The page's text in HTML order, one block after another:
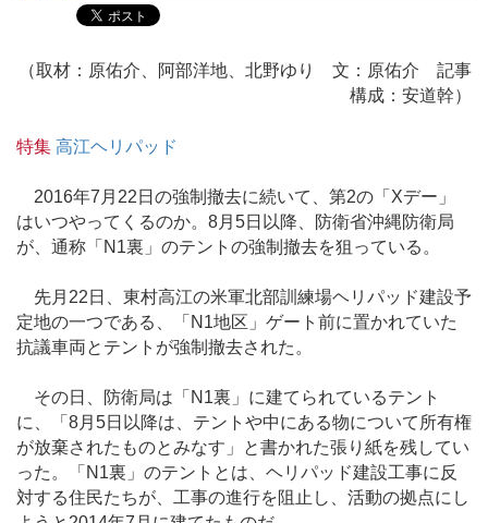
（取材：原佑介、阿部洋地、北野ゆり 文：原佑介 記事
構成：安道幹）
特集 高江ヘリパッド
2016年7月22日の強制撤去に続いて、第2の「Xデー」
はいつやってくるのか。8月5日以降、防衛省沖縄防衛局
が、通称「N1裏」のテントの強制撤去を狙っている。
先月22日、東村高江の米軍北部訓練場ヘリパッド建設予
定地の一つである、「N1地区」ゲート前に置かれていた
抗議車両とテントが強制撤去された。
その日、防衛局は「N1裏」に建てられているテント
に、「8月5日以降は、テントや中にある物について所有権
が放棄されたものとみなす」と書かれた張り紙を残してい
った。「N1裏」のテントとは、ヘリパッド建設工事に反
対する住民たちが、工事の進行を阻止し、活動の拠点にし